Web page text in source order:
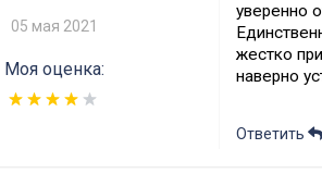
05 мая 2021
Моя оценка:
уверенно
жестко
наверно
Ответить